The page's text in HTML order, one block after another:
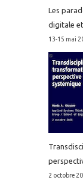
Les
digitale
13-15 mai
2 octobre